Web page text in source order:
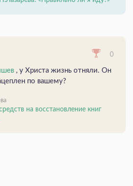
0
, у Христа жизнь отняли. Он
по вашему?
на восстановление книг